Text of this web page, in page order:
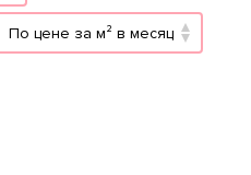
По цене за м² в месяц